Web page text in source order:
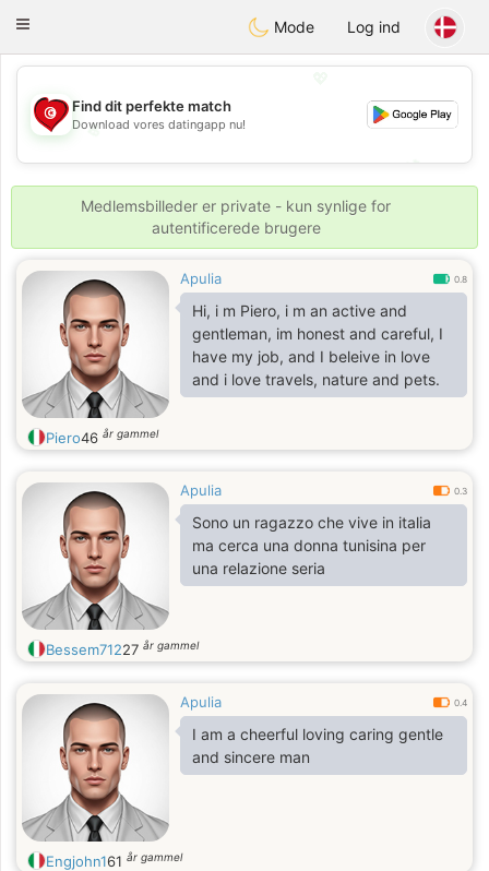
Tunisia Dating
Toggle
Mode Log ind
💖
💕
💕
Find dit perfekte match
Download vores datingapp nu!
Medlemsbilleder er private - kun synlige for
autentificerede brugere
Apulia 0.8
Hi, i m Piero, i m an active and
gentleman, im honest and careful, I
have my job, and I beleive in love
and i love travels, nature and pets.
Piero46 år gammel
Apulia 0.3
Sono un ragazzo che vive in italia
ma cerca una donna tunisina per
una relazione seria
Bessem71227 år gammel
Apulia 0.4
I am a cheerful loving caring gentle
and sincere man
Engjohn161 år gammel